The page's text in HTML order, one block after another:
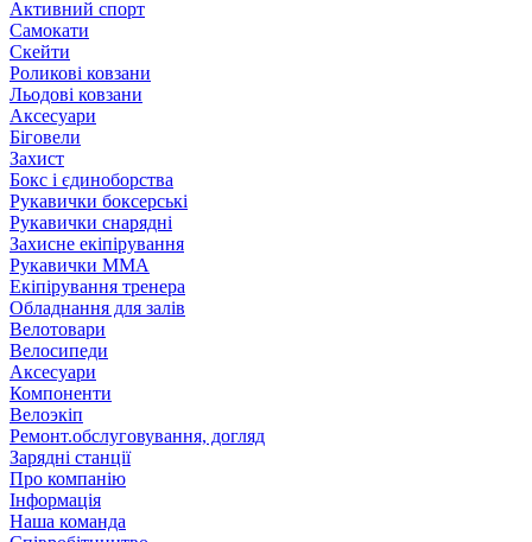
Активний спорт
Самокати
Скейти
Роликові ковзани
Льодові ковзани
Аксесуари
Біговели
Захист
Бокс і єдиноборства
Рукавички боксерські
Рукавички снарядні
Захисне екіпірування
Рукавички ММА
Екіпірування тренера
Обладнання для залів
Велотовари
Велосипеди
Аксесуари
Компоненти
Велоэкіп
Ремонт.обслуговування, догляд
Зарядні станції
Про компанію
Інформація
Наша команда